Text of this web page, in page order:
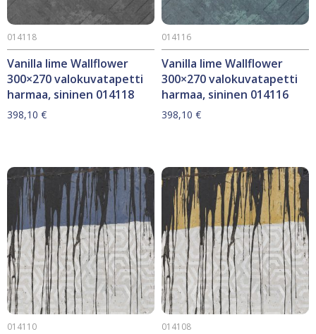
Vanilla lime Wallflower
300×270 valokuvatapetti
harmaa, sininen 014118
014118
398,10 €
Vanilla lime Wallflower
300×270 valokuvatapetti
harmaa, sininen 014116
014116
398,10 €
014110 014108